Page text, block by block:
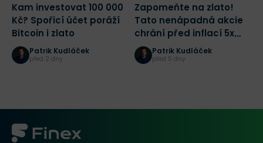
Kam investovat 100 000
Kč? Spořicí účet poráží
Bitcoin i zlato
Patrik Kudláček
před 2 dny
Zapomeňte na zlato!
Tato nenápadná akcie
chrání před inflací 5x
lépe a navíc vám vyplatí
tučnou dividendu
Patrik Kudláček
před 5 dny